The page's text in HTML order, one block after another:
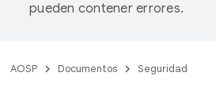
pueden contener errores.
AOSP Documentos Seguridad